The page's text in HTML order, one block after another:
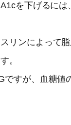
を下げるに
リンによって
。
ですが、血糖値